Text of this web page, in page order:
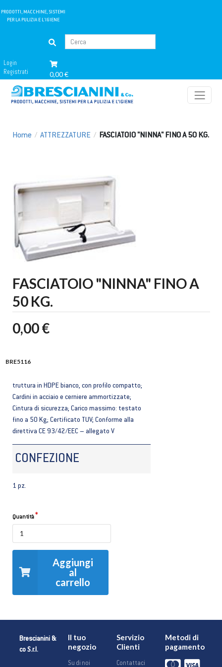
PRODOTTI, MACCHINE, SISTEMI
PER LA PULIZIA E L'IGIENE
Login
Registrati
0,00 €
Home / ATTREZZATURE / FASCIATOIO "NINNA" FINO A 50 KG.
FASCIATOIO "NINNA" FINO A
50 KG.
0,00 €
BRE5116
truttura in HDPE bianco, con profilo compatto;
Cardini in acciaio e cerniere ammortizzate;
Cintura di sicurezza; Carico massimo: testato
fino a 50 Kg; Certificato TUV; Conforme alla
direttiva CE 93/42/EEC – allegato V
CONFEZIONE
1 pz.
Quantità
Aggiungi
al
carrello
Brescianini &
co S.r.l.
Il tuo
negozio
Su di noi
Servizio
Clienti
Contattaci
Metodi di
pagamento